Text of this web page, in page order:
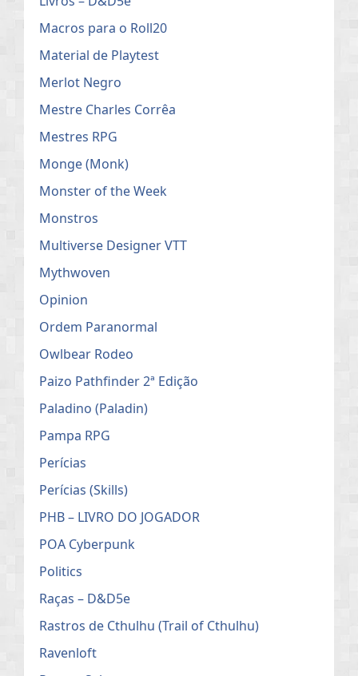
Macros para o Roll20
Material de Playtest
Merlot Negro
Mestre Charles Corrêa
Mestres RPG
Monge (Monk)
Monster of the Week
Monstros
Multiverse Designer VTT
Mythwoven
Opinion
Ordem Paranormal
Owlbear Rodeo
Paizo Pathfinder 2ª Edição
Paladino (Paladin)
Pampa RPG
Perícias
Perícias (Skills)
PHB – LIVRO DO JOGADOR
POA Cyberpunk
Politics
Raças – D&D5e
Rastros de Cthulhu (Trail of Cthulhu)
Ravenloft